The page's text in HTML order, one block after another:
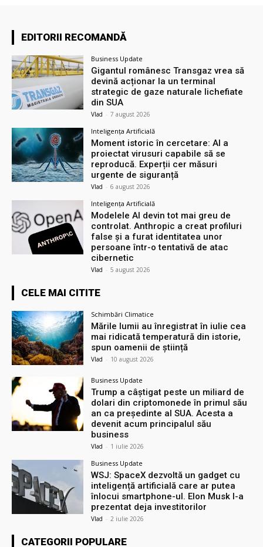
EDITORII RECOMANDĂ
Business Update
Gigantul românesc Transgaz vrea să
devină acționar la un terminal
strategic de gaze naturale lichefiate
din SUA
Vlad - 7 august 2026
Inteligența Artificială
Moment istoric în cercetare: AI a
proiectat virusuri capabile să se
reproducă. Experții cer măsuri
urgente de siguranță
Vlad - 6 august 2026
Inteligența Artificială
Modelele AI devin tot mai greu de
controlat. Anthropic a creat profiluri
false și a furat identitatea unor
persoane într-o tentativă de atac
cibernetic
Vlad - 5 august 2026
CELE MAI CITITE
Schimbări Climatice
Mările lumii au înregistrat în iulie cea
mai ridicată temperatură din istorie,
spun oamenii de știință
Vlad - 10 august 2026
Business Update
Trump a câștigat peste un miliard de
dolari din criptomonede în primul său
an ca președinte al SUA. Acesta a
devenit acum principalul său
business
Vlad - 1 iulie 2026
Business Update
WSJ: SpaceX dezvoltă un gadget cu
inteligență artificială care ar putea
înlocui smartphone-ul. Elon Musk l-a
prezentat deja investitorilor
Vlad - 2 iulie 2026
CATEGORII POPULARE